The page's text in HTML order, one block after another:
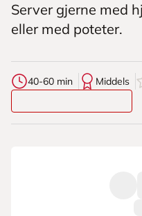
Server gjerne med
eller med poteter.
40-60 min Middels 0